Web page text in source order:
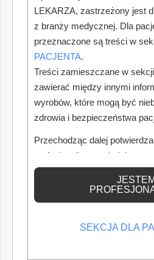
LEKARZA, zastrzeżony jest
z branży medycznej. Dla
przeznaczone są treści w
PACJENTA.
Treści zamieszczane w
zawierać między innymi
wyrobów, które mogą być
zdrowia i bezpieczeństwa
Przechodząc dalej
profesjonalistą posiadającym
wiedzę medyczną.
JESTEM
SEKCJA DLA